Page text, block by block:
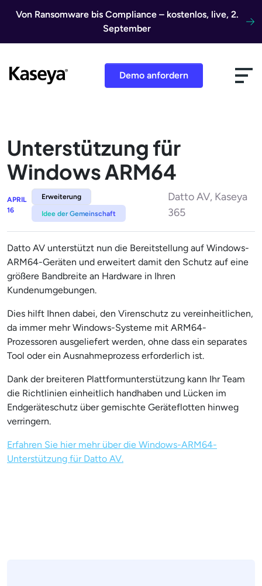
Von Ransomware bis Compliance – kostenlos, live, 2.
September
Demo anfordern
Unterstützung für
Windows ARM64
APRIL
16
Erweiterung
Idee der Gemeinschaft
Datto AV, Kaseya
365
Datto AV unterstützt nun die Bereitstellung auf Windows-
ARM64-Geräten und erweitert damit den Schutz auf eine
größere Bandbreite an Hardware in Ihren
Kundenumgebungen.
Dies hilft Ihnen dabei, den Virenschutz zu vereinheitlichen,
da immer mehr Windows-Systeme mit ARM64-
Prozessoren ausgeliefert werden, ohne dass ein separates
Tool oder ein Ausnahmeprozess erforderlich ist.
Dank der breiteren Plattformunterstützung kann Ihr Team
die Richtlinien einheitlich handhaben und Lücken im
Endgeräteschutz über gemischte Geräteflotten hinweg
verringern.
Erfahren Sie hier mehr über die Windows-ARM64-
Unterstützung für Datto AV.